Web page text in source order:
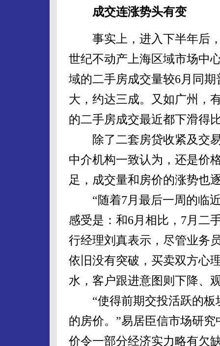
成交连涨势头有变
事实上，进入下半年后，
世纪不动产上海区域市场中
域的二手房成交量较6月同
大，约达三成。又如广州，
的二手房成交最近都下滑得
除了二套房贷收紧及交易
中介机构一致认为，还是价
足，成交量和房价的涨势也
“随着7月最后一周的临近
感受是：和6月相比，7月二
行经理刘真表示，尽管业务
依旧没有突破，买卖双方心
水，客户跟进意图则下降、
“使得前期交投活跃的板
的房价。”易居臣信市场研
价令一部分经济实力略有欠